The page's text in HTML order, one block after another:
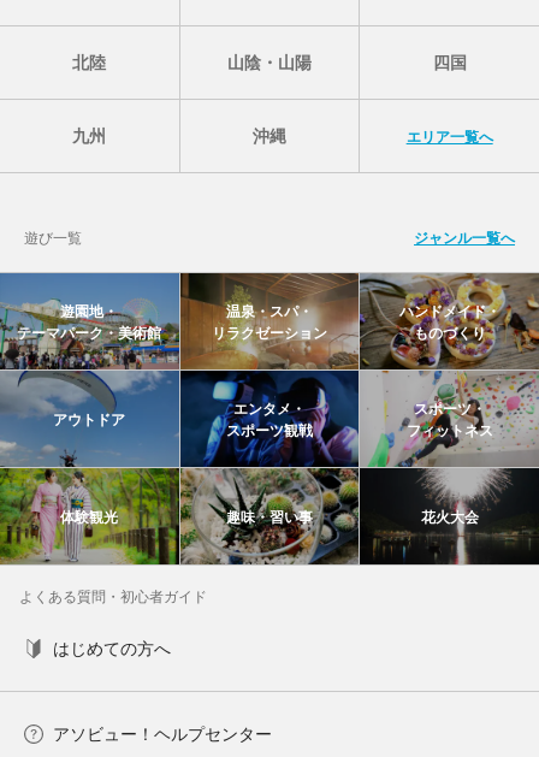
北陸 山陰・山陽 四国
九州 沖縄 エリア一覧へ
遊び一覧 ジャンル一覧へ
遊園地・
テーマパーク・美術館
温泉・スパ・
リラクゼーション
ハンドメイド・
ものづくり
アウトドア
エンタメ・
スポーツ観戦
スポーツ・
フィットネス
体験観光 趣味・習い事 花火大会
よくある質問・初心者ガイド
はじめての方へ
アソビュー！ヘルプセンター